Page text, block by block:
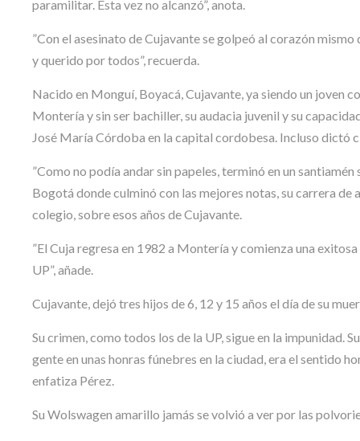
paramilitar. Esta vez no alcanzó”, anota.
”Con el asesinato de Cujavante se golpeó al corazón
y querido por todos”, recuerda.
Nacido en Monguí, Boyacá, Cujavante, ya siendo un joven
Montería y sin ser bachiller, su audacia juvenil y su
José María Córdoba en la capital cordobesa. Incluso dictó
”Como no podía andar sin papeles, terminó en un
Bogotá donde culminó con las mejores notas, su carrera de
colegio, sobre esos años de Cujavante.
”El Cuja regresa en 1982 a Montería y comienza una
UP”, añade.
Cujavante, dejó tres hijos de 6, 12 y 15 años el día de su
Su crimen, como todos los de la UP, sigue en la impunidad.
gente en unas honras fúnebres en la ciudad, era el sentido
enfatiza Pérez.
Su Wolswagen amarillo jamás se volvió a ver por las